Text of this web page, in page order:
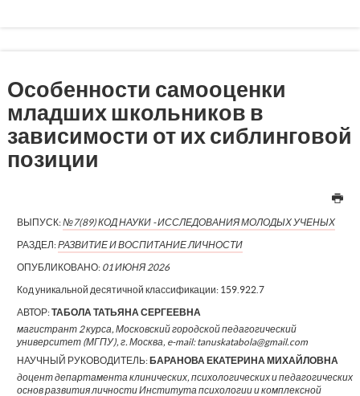
Особенности самооценки
младших школьников в
зависимости от их сиблинговой
позиции
ВЫПУСК:№7(89) КОД НАУКИ - ИССЛЕДОВАНИЯ МОЛОДЫХ УЧЕНЫХ
РАЗДЕЛ:РАЗВИТИЕ И ВОСПИТАНИЕ ЛИЧНОСТИ
ОПУБЛИКОВАНО: 01 ИЮНЯ 2026
Код уникальной десятичной классификации: 159.922.7
АВТОР:ТАБОЛА ТАТЬЯНА СЕРГЕЕВНА
магистрант 2 курса, Московский городской педагогический
университет (МГПУ), г. Москва, e-mail: tanuskatabola@gmail.com
НАУЧНЫЙ РУКОВОДИТЕЛЬ:БАРАНОВА ЕКАТЕРИНА МИХАЙЛОВНА
доцент департамента клинических, психологических и педагогических
основ развития личности Института психологии и комплексной